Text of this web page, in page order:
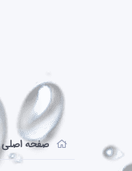
صفحه اصلی